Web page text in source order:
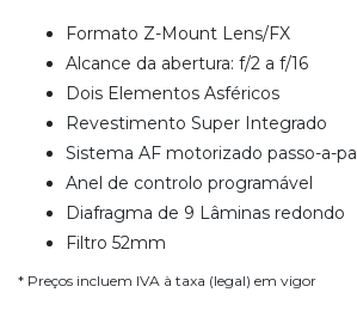
Formato Z-Mount Lens/FX
Alcance da abertura: f/2 a f/16
Dois Elementos Asféricos
Revestimento Super Integrado
Sistema AF motorizado passo-a-
Anel de controlo programável
Diafragma de 9 Lâminas redondo
Filtro 52mm
* Preços incluem IVA à taxa (legal) em vigor